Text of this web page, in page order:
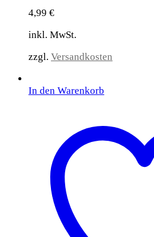
4,99 €
inkl. MwSt.
zzgl. Versandkosten
In den Warenkorb